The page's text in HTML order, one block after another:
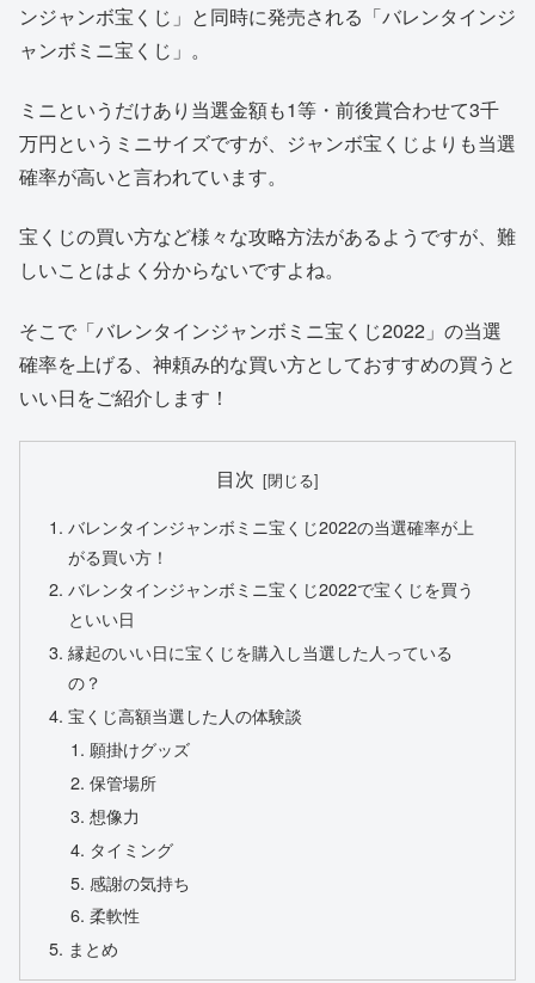
ンジャンボ宝くじ」と同時に発売される「バレンタインジ
ャンボミニ宝くじ」。
ミニというだけあり当選金額も1等・前後賞合わせて3千
万円というミニサイズですが、ジャンボ宝くじよりも当選
確率が高いと言われています。
宝くじの買い方など様々な攻略方法があるようですが、難
しいことはよく分からないですよね。
そこで「バレンタインジャンボミニ宝くじ2022」の当選
確率を上げる、神頼み的な買い方としておすすめの買うと
いい日をご紹介します！
目次
バレンタインジャンボミニ宝くじ2022の当選確率が上
がる買い方！
バレンタインジャンボミニ宝くじ2022で宝くじを買う
といい日
縁起のいい日に宝くじを購入し当選した人っている
の？
宝くじ高額当選した人の体験談
願掛けグッズ
保管場所
想像力
タイミング
感謝の気持ち
柔軟性
まとめ